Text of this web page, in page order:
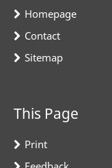
Homepage
Contact
Sitemap
This Page
Print